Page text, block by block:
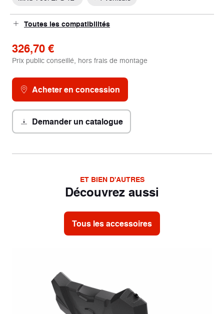
Toutes les compatibilités
326,70 €
Prix public conseillé, hors frais de montage
Acheter en concession
Demander un catalogue
ET BIEN D'AUTRES
Découvrez aussi
Tous les accessoires